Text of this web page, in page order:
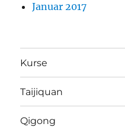
Januar 2017
Kurse
Taijiquan
Qigong